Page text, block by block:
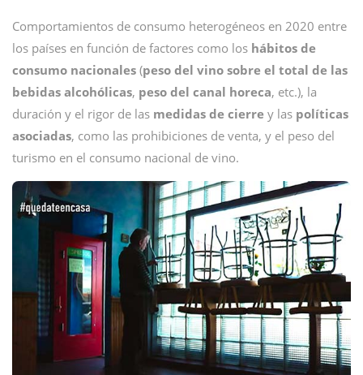
Comportamientos de consumo heterogéneos en 2020 entre
los países en función de factores como los hábitos de
consumo nacionales (peso del vino sobre el total de las
bebidas alcohólicas, peso del canal horeca, etc.), la
duración y el rigor de las medidas de cierre y las políticas
asociadas, como las prohibiciones de venta, y el peso del
turismo en el consumo nacional de vino.